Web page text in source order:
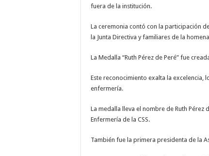
fuera de la institución.
La ceremonia contó con la participación
la Junta Directiva y familiares de la
La Medalla “Ruth Pérez de Peré” fue
Este reconocimiento exalta la excelencia,
enfermería.
La medalla lleva el nombre de Ruth
Enfermería de la CSS.
También fue la primera presidenta de la